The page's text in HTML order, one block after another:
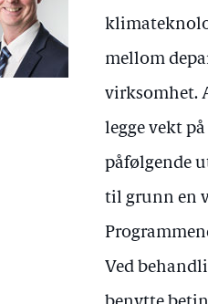
mellom
virksomhet.
legge vekt
påfølgende
til grunn en
Ved